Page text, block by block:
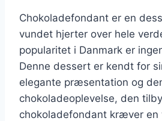
Chokoladefondant er en
vundet hjerter over hele
popularitet i Danmark er
Denne dessert er kendt for
elegante præsentation og
chokoladeoplevelse, den
chokoladefondant kræver en